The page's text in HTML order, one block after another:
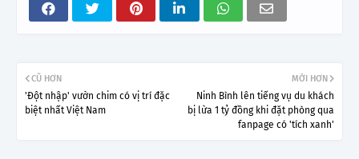
MỚI HƠN
Ninh Bình lên tiếng vụ du khách
bị lừa 1 tỷ đồng khi đặt phòng qua
fanpage có 'tích xanh'
CŨ HƠN
'Đột nhập' vườn chim có vị trí đặc
biệt nhất Việt Nam